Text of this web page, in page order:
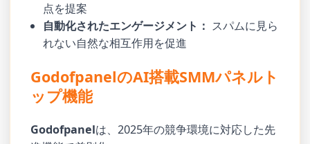
点を提案
自動化されたエンゲージメント： スパムに見ら
れない自然な相互作用を促進
GodofpanelのAI搭載SMMパネルト
ップ機能
Godofpanelは、2025年の競争環境に対応した先